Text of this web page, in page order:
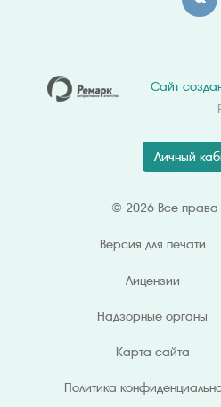
Сайт
© 2026 Все
Версия для печати
Лицензии
Надзорные органы
Карта сайта
Политика
Личный